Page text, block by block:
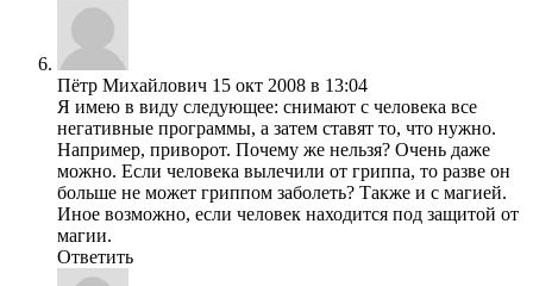
Пётр Михайлович 15 окт 2008 в 13:04
Я имею в виду следующее: снимают с человека все
негативные программы, а затем ставят то, что нужно.
Например, приворот. Почему же нельзя? Очень даже
можно. Если человека вылечили от гриппа, то разве он
больше не может гриппом заболеть? Также и с магией.
Иное возможно, если человек находится под защитой от
магии.
Ответить